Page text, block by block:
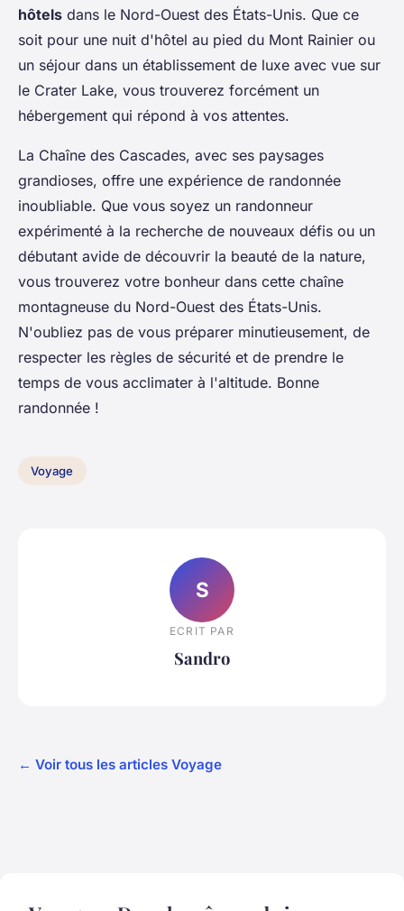
hôtels dans le Nord-Ouest des États-Unis. Que ce
soit pour une nuit d'hôtel au pied du Mont Rainier ou
un séjour dans un établissement de luxe avec vue sur
le Crater Lake, vous trouverez forcément un
hébergement qui répond à vos attentes.
La Chaîne des Cascades, avec ses paysages
grandioses, offre une expérience de randonnée
inoubliable. Que vous soyez un randonneur
expérimenté à la recherche de nouveaux défis ou un
débutant avide de découvrir la beauté de la nature,
vous trouverez votre bonheur dans cette chaîne
montagneuse du Nord-Ouest des États-Unis.
N'oubliez pas de vous préparer minutieusement, de
respecter les règles de sécurité et de prendre le
temps de vous acclimater à l'altitude. Bonne
randonnée !
Voyage
S
ECRIT PAR
Sandro
← Voir tous les articles Voyage